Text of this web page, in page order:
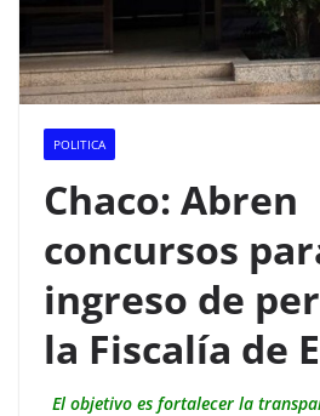
POLITICA
Chaco: Abren
concursos
ingreso de
la Fiscalía de
El objetivo es fortalecer la